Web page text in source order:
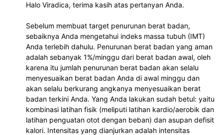
Halo Viradica, terima kasih atas pertanyan Anda.
Sebelum membuat target penurunan berat badan,
sebaiknya Anda mengetahui indeks massa tubuh (IMT)
Anda terlebih dahulu. Penurunan berat badan yang aman
adalah sebanyak 1%/minggu dari berat badan awal, oleh
karena itu jumlah penurunan berat badan akan selalu
menyesuaikan berat badan Anda di awal minggu dan
akan selalu berkurang angkanya menyesuaikan berat
badan terkini Anda. Yang Anda lakukan sudah betul: yaitu
kombinasi latihan fisik (meliputi latihan kardio/aerobik dan
latihan penguatan otot dengan beban) dan asupan defisit
kalori. Intensitas yang dianjurkan adalah intensitas